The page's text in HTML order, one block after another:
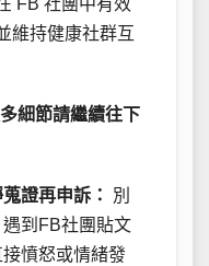
FB 社團中有效
維持健康社群互
細節請繼續往下
證再申訴：
別
到FB社團貼文
憤怒或情緒發